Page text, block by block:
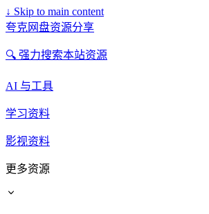
↓ Skip to main content
夸克网盘资源分享
🔍 强力搜索本站资源
AI 与工具
学习资料
影视资料
更多资源